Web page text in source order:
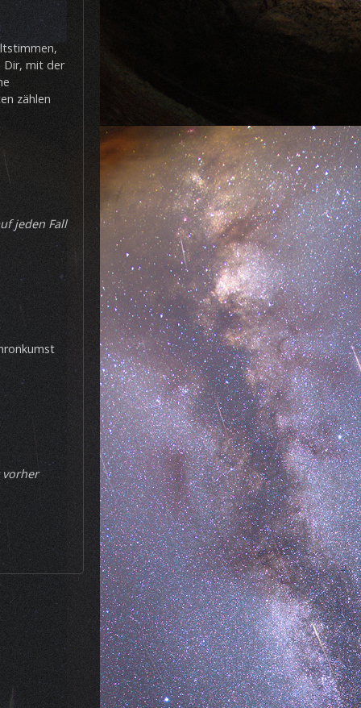
Dir, mit der
zählen
jeden Fall
vorher